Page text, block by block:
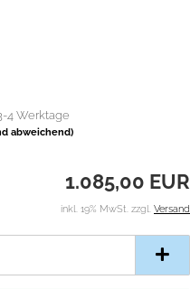
4 Werktage
abweichend)
1.085,00 EUR
inkl. 19% MwSt. zzgl. Versand